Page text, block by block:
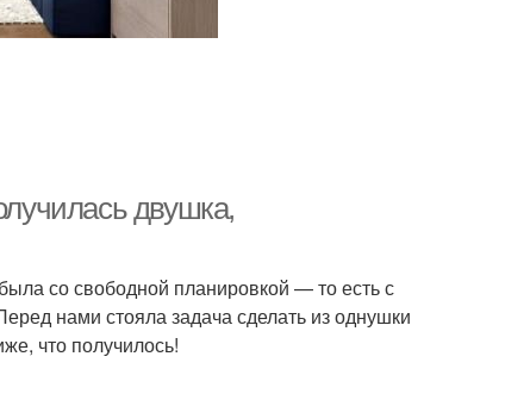
двушка,
со свободной планировкой — то есть с
нами стояла задача сделать из однушки
что получилось!